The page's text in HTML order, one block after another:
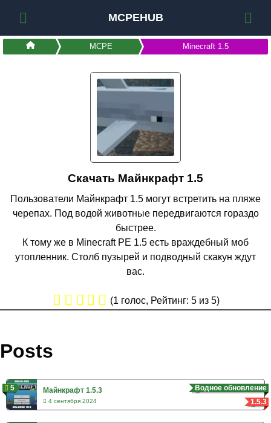
MCPEHUB
MCPE Minecraft 1.5
Скачать Майнкрафт 1.5
Пользователи Майнкрафт 1.5 могут встретить на пляже
черепах. Под водой животные передвигаются гораздо
быстрее.
К тому же в Minecraft PE 1.5 есть враждебный моб
утопленник. Столб пузырей и подводный скакун ждут
вас.
(1 голос, Рейтинг:5 из 5)
Posts
5
Водное обновление
1.5.3
Майнкрафт 1.5.3
4 сентября 2024